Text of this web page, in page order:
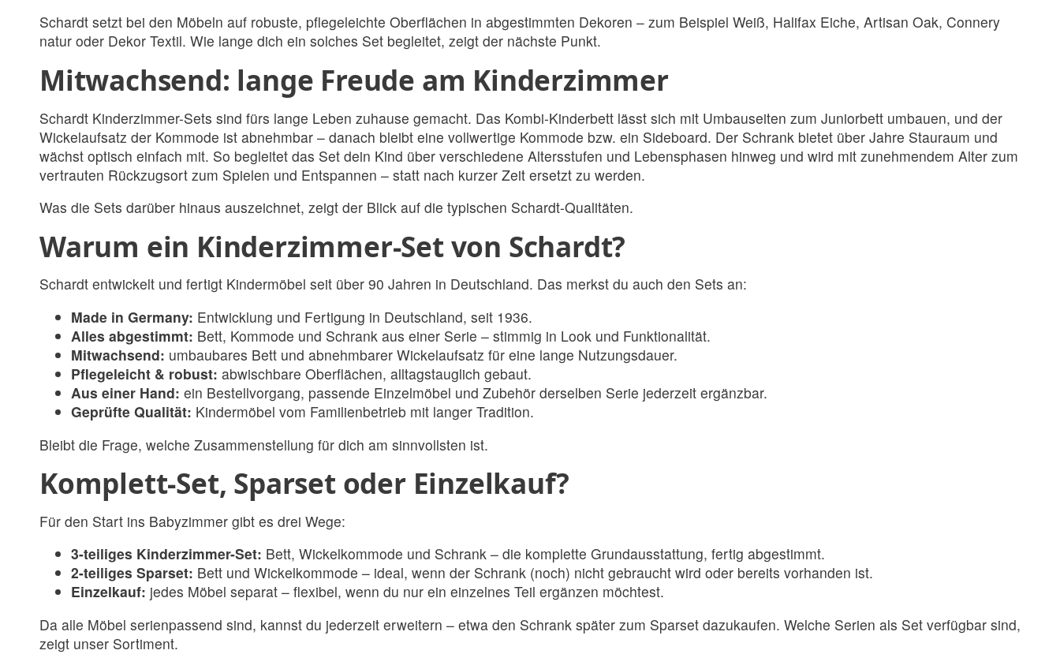
Schardt setzt bei den Möbeln auf robuste, pflegeleichte Oberflächen in abgestimmten Dekoren – zum Beispiel Weiß, Halifax Eiche, Artisan Oak, Connery
natur oder Dekor Textil. Wie lange dich ein solches Set begleitet, zeigt der nächste Punkt.
Mitwachsend: lange Freude am Kinderzimmer
Schardt Kinderzimmer-Sets sind fürs lange Leben zuhause gemacht. Das Kombi-Kinderbett lässt sich mit Umbauseiten zum Juniorbett umbauen, und der
Wickelaufsatz der Kommode ist abnehmbar – danach bleibt eine vollwertige Kommode bzw. ein Sideboard. Der Schrank bietet über Jahre Stauraum und
wächst optisch einfach mit. So begleitet das Set dein Kind über verschiedene Altersstufen und Lebensphasen hinweg und wird mit zunehmendem Alter zum
vertrauten Rückzugsort zum Spielen und Entspannen – statt nach kurzer Zeit ersetzt zu werden.
Was die Sets darüber hinaus auszeichnet, zeigt der Blick auf die typischen Schardt-Qualitäten.
Warum ein Kinderzimmer-Set von Schardt?
Schardt entwickelt und fertigt Kindermöbel seit über 90 Jahren in Deutschland. Das merkst du auch den Sets an:
Made in Germany: Entwicklung und Fertigung in Deutschland, seit 1936.
Alles abgestimmt: Bett, Kommode und Schrank aus einer Serie – stimmig in Look und Funktionalität.
Mitwachsend: umbaubares Bett und abnehmbarer Wickelaufsatz für eine lange Nutzungsdauer.
Pflegeleicht & robust: abwischbare Oberflächen, alltagstauglich gebaut.
Aus einer Hand: ein Bestellvorgang, passende Einzelmöbel und Zubehör derselben Serie jederzeit ergänzbar.
Geprüfte Qualität: Kindermöbel vom Familienbetrieb mit langer Tradition.
Bleibt die Frage, welche Zusammenstellung für dich am sinnvollsten ist.
Komplett-Set, Sparset oder Einzelkauf?
Für den Start ins Babyzimmer gibt es drei Wege:
3-teiliges Kinderzimmer-Set: Bett, Wickelkommode und Schrank – die komplette Grundausstattung, fertig abgestimmt.
2-teiliges Sparset: Bett und Wickelkommode – ideal, wenn der Schrank (noch) nicht gebraucht wird oder bereits vorhanden ist.
Einzelkauf: jedes Möbel separat – flexibel, wenn du nur ein einzelnes Teil ergänzen möchtest.
Da alle Möbel serienpassend sind, kannst du jederzeit erweitern – etwa den Schrank später zum Sparset dazukaufen. Welche Serien als Set verfügbar sind,
zeigt unser Sortiment.